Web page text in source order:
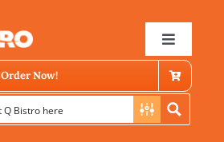
Toggle
Order Now!